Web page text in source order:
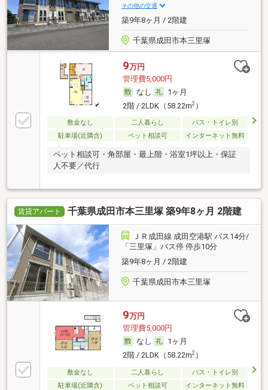
その他の交通
築9年8ヶ月 / 2階建
千葉県成田市本三里塚
9万円
管理費5,000円
なし
1ヶ月
2階 / 2LDK（58.22m2）
敷金なし 二人暮らし
バス・トイレ別
駐車場(近隣含)
ペット相談可 インターネット無料
ペット相談可・角部屋・最上階・浴室1坪以上・保証
人不要／代行
賃貸アパート 千葉県成田市本三里塚 築9年8ヶ月 2階建
ＪＲ成田線 成田空港駅 バス14分/
「三里塚」バス停 停歩10分
築9年8ヶ月 / 2階建
千葉県成田市本三里塚
9万円
管理費5,000円
なし
1ヶ月
2階 / 2LDK（58.22m2）
敷金なし 二人暮らし
バス・トイレ別
駐車場(近隣含)
ペット相談可 インターネット無料